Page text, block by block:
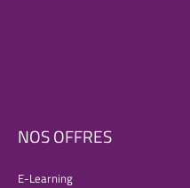
NOS OFFRES
E-Learning